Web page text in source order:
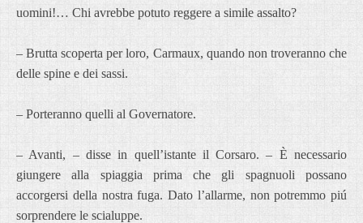
uomini!… Chi avrebbe potuto reggere a simile assalto?
– Brutta scoperta per loro, Carmaux, quando non troveranno che
delle spine e dei sassi.
– Porteranno quelli al Governatore.
– Avanti, – disse in quell’istante il Corsaro. – È necessario
giungere alla spiaggia prima che gli spagnuoli possano
accorgersi della nostra fuga. Dato l’allarme, non potremmo piú
sorprendere le scialuppe.